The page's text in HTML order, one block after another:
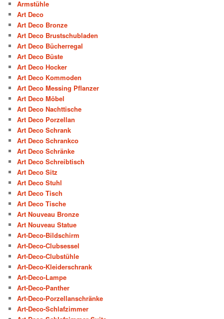
Armstühle
Art Deco
Art Deco Bronze
Art Deco Brustschubladen
Art Deco Bücherregal
Art Deco Büste
Art Deco Hocker
Art Deco Kommoden
Art Deco Messing Pflanzer
Art Deco Möbel
Art Deco Nachttische
Art Deco Porzellan
Art Deco Schrank
Art Deco Schrankco
Art Deco Schränke
Art Deco Schreibtisch
Art Deco Sitz
Art Deco Stuhl
Art Deco Tisch
Art Deco Tische
Art Nouveau Bronze
Art Nouveau Statue
Art-Deco-Bildschirm
Art-Deco-Clubsessel
Art-Deco-Clubstühle
Art-Deco-Kleiderschrank
Art-Deco-Lampe
Art-Deco-Panther
Art-Deco-Porzellanschränke
Art-Deco-Schlafzimmer